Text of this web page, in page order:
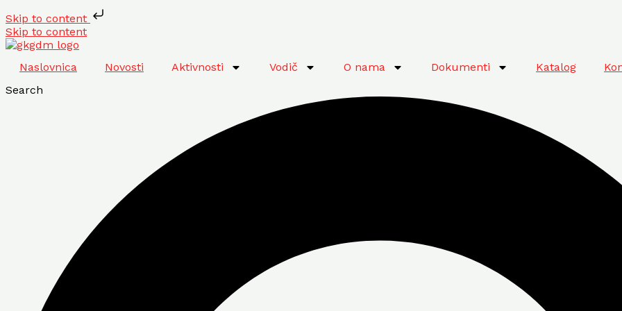
Skip to content
Skip to content
Naslovnica Novosti Aktivnosti Vodič O nama Dokumenti Katalog
Search